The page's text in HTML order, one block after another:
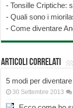
-Tonsille Criptiche:
-Quali sono i
-Come diventare
Articoli correlati
5 modi per
30 Settembre 2013